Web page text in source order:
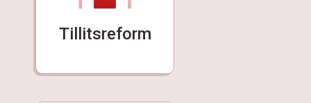
Tillitsreform